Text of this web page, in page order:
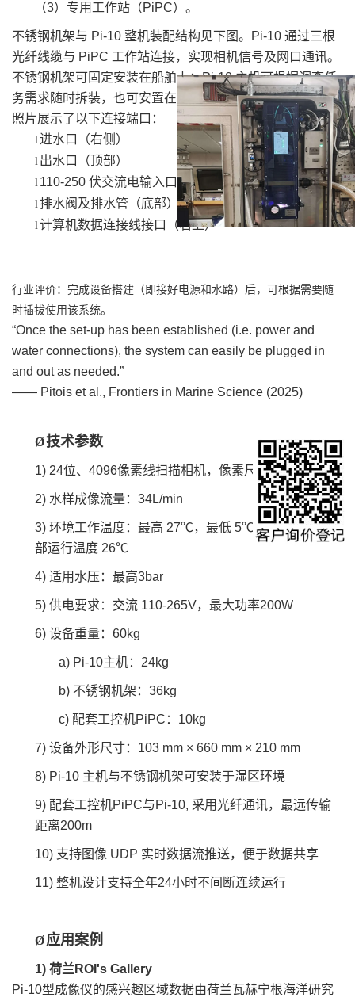
（3）专用工作站（PiPC）。
不锈钢机架与 Pi-10 整机装配结构见下图。Pi-10 通过三根
光纤线缆与 PiPC 工作站连接，实现相机信号及网口通讯。
不锈钢机架可固定安装在船舶上；Pi-10 主机可根据调查任
务需求随时拆装，也可安置在岸上实验室使用。
照片展示了以下连接端口：
l进水口（右侧）
l 出水口（顶部）
l 110-250 伏交流电输入口（右上）
l排水阀及排水管（底部）
l计算机数据连接线接口（右上）
行业评价：完成设备搭建（即接好电源和水路）后，可根据需要随
时插拔使用该系统。
“Once the set-up has been established (i.e. power and
water connections), the system can easily be plugged in
and out as needed.”
—— Pitois et al., Frontiers in Marine Science (2025)
Ø技术参数
1) 24位、4096像素线扫描相机，像素尺寸10μm
2) 水样成像流量：34L/min
3) 环境工作温度：最高 27℃，最低 5℃；Pi-10 设备内
部运行温度 26℃
4) 适用水压：最高3bar
5) 供电要求：交流 110-265V，最大功率200W
6) 设备重量：60kg
a) Pi-10主机：24kg
b) 不锈钢机架：36kg
c) 配套工控机PiPC：10kg
7) 设备外形尺寸：103 mm × 660 mm × 210 mm
8) Pi-10 主机与不锈钢机架可安装于湿区环境
9) 配套工控机PiPC与Pi-10, 采用光纤通讯，最远传输
距离200m
10) 支持图像 UDP 实时数据流推送，便于数据共享
11) 整机设计支持全年24小时不间断连续运行
Ø应用案例
1) 荷兰ROI's Gallery
Pi-10型成像仪的感兴趣区域数据由荷兰瓦赫宁根海洋研究